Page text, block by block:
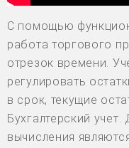
С помощью
работа торгового
отрезок времени.
регулировать
в срок, текущие
Бухгалтерский
вычисления